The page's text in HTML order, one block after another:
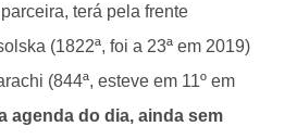
terá pela frente
(1822ª, foi a 23ª em 2019)
(844ª, esteve em 11º em
agenda do dia, ainda sem